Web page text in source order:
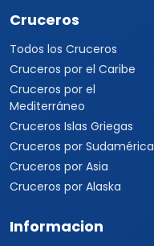
Cruceros
Todos los Cruceros
Cruceros por el Caribe
Cruceros por el
Mediterráneo
Cruceros Islas Griegas
Cruceros por Sudamérica
Cruceros por Asia
Cruceros por Alaska
Informacion